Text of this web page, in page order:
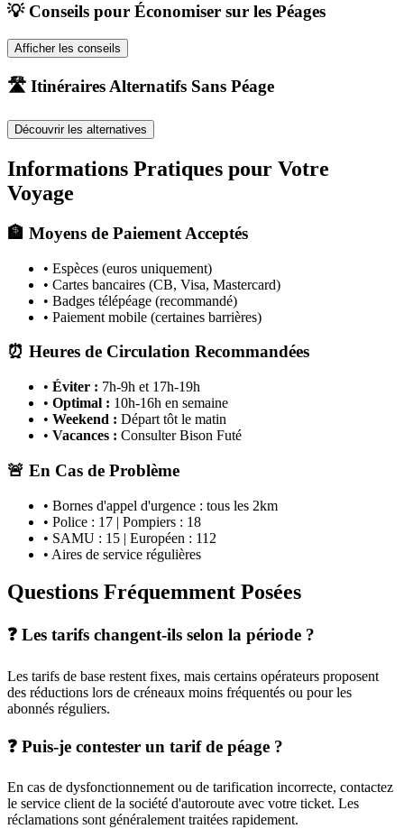
💡 Conseils pour Économiser sur les Péages
Afficher les conseils
🛣️ Itinéraires Alternatifs Sans Péage
Découvrir les alternatives
Informations Pratiques pour Votre
Voyage
🏦 Moyens de Paiement Acceptés
• Espèces (euros uniquement)
• Cartes bancaires (CB, Visa, Mastercard)
• Badges télépéage (recommandé)
• Paiement mobile (certaines barrières)
⏰ Heures de Circulation Recommandées
• Éviter : 7h-9h et 17h-19h
• Optimal : 10h-16h en semaine
• Weekend : Départ tôt le matin
• Vacances : Consulter Bison Futé
🚨 En Cas de Problème
• Bornes d'appel d'urgence : tous les 2km
• Police : 17 | Pompiers : 18
• SAMU : 15 | Européen : 112
• Aires de service régulières
Questions Fréquemment Posées
❓ Les tarifs changent-ils selon la période ?
Les tarifs de base restent fixes, mais certains opérateurs proposent
des réductions lors de créneaux moins fréquentés ou pour les
abonnés réguliers.
❓ Puis-je contester un tarif de péage ?
En cas de dysfonctionnement ou de tarification incorrecte, contactez
le service client de la société d'autoroute avec votre ticket. Les
réclamations sont généralement traitées rapidement.